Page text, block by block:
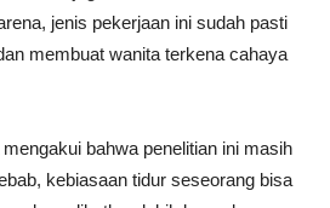
jenis pekerjaan ini sudah pasti
membuat wanita terkena cahaya
bahwa penelitian ini masih
kebiasaan tidur seseorang bisa